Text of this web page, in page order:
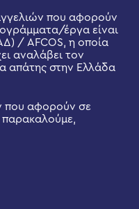
που αφορούν
έργα είναι
/ AFCOS, η οποία
αναλάβει τον
απάτης στην Ελλάδα
που αφορούν σε